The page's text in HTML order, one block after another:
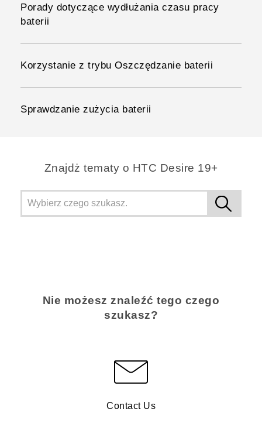
Porady dotyczące wydłużania czasu pracy
baterii
Korzystanie z trybu Oszczędzanie baterii
Sprawdzanie zużycia baterii
Znajdż tematy o ‎HTC Desire 19+‎
Nie możesz znaleźć tego czego
szukasz?
Contact Us